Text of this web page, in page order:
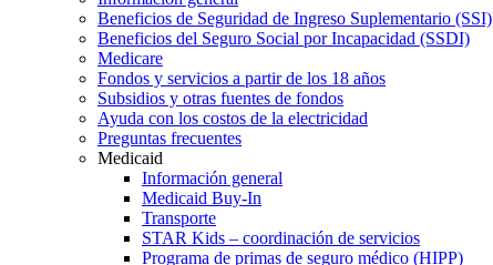
Beneficios de Seguridad de Ingreso Suplementario (SSI)
Beneficios del Seguro Social por Incapacidad (SSDI)
Medicare
Fondos y servicios a partir de los 18 años
Subsidios y otras fuentes de fondos
Ayuda con los costos de la electricidad
Preguntas frecuentes
Medicaid
Información general
Medicaid Buy-In
Transporte
STAR Kids – coordinación de servicios
Programa de primas de seguro médico (HIPP)